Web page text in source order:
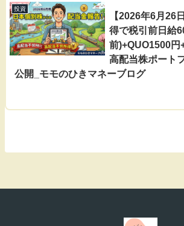
投資
【2026年6月26
得で税引前日給
前)+QUO1500円
高配当株ポート
公開_モモのひきマネーブログ